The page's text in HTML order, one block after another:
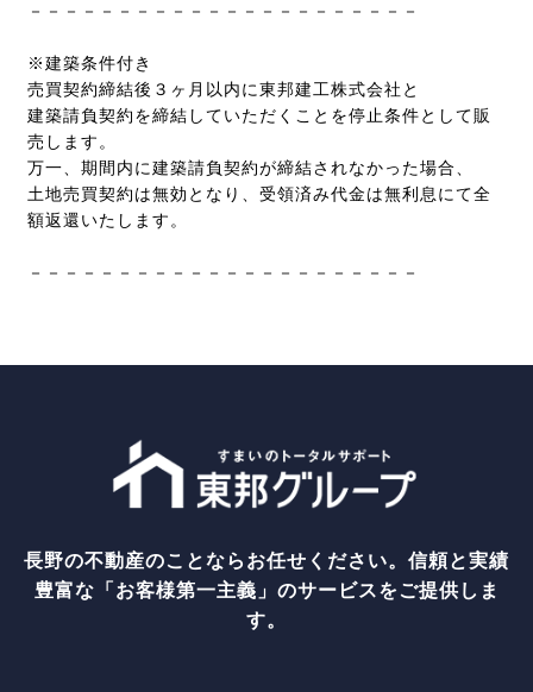
－－－－－－－－－－－－－－－－－－－－－－
※建築条件付き
売買契約締結後３ヶ月以内に東邦建工株式会社と
建築請負契約を締結していただくことを停止条件として販
売します。
万一、期間内に建築請負契約が締結されなかった場合、
土地売買契約は無効となり、受領済み代金は無利息にて全
額返還いたします。
－－－－－－－－－－－－－－－－－－－－－－
長野の不動産のことならお任せください。信頼と実績
豊富な「お客様第一主義」のサービスをご提供しま
す。